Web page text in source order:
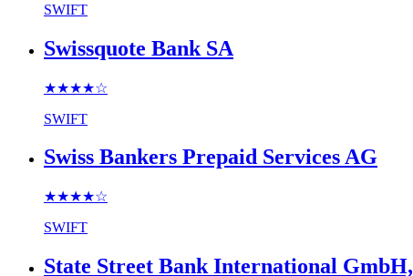
SWIFT
Swissquote Bank SA
★★★★☆
SWIFT
Swiss Bankers Prepaid Services AG
★★★★☆
SWIFT
State Street Bank International